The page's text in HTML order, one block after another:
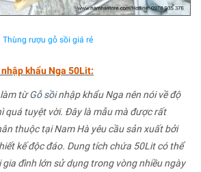
Thùng rượu gỗ sồi giá rẻ
khẩu Nga 50Lit:
làm từGỗ sồinhập khẩu Nga nên nói về độ
quá tuyệt vời. Đây là mẫu mà được rất
thuộc tại Nam Hà yêu cầu sản xuất bởi
kế độc đáo. Dung tích chứa 50Lit có thể
đình lớn sử dụng trong vòng nhiều ngày